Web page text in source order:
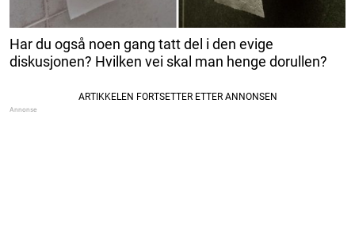
Har du også noen gang tatt del i den evige
diskusjonen? Hvilken vei skal man henge dorullen?